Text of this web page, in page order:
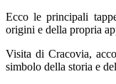
Ecco le principali
origini e della propria
Visita di Cracovia,
simbolo della storia e